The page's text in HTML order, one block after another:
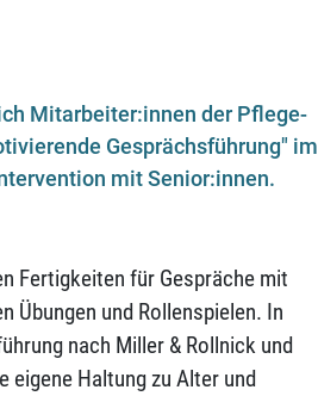
Mitarbeiter:innen der Pflege-
Gesprächsführung" im
mit Senior:innen.
Fertigkeiten für Gespräche mit
Übungen und Rollenspielen. In
nach Miller & Rollnick und
eigene Haltung zu Alter und